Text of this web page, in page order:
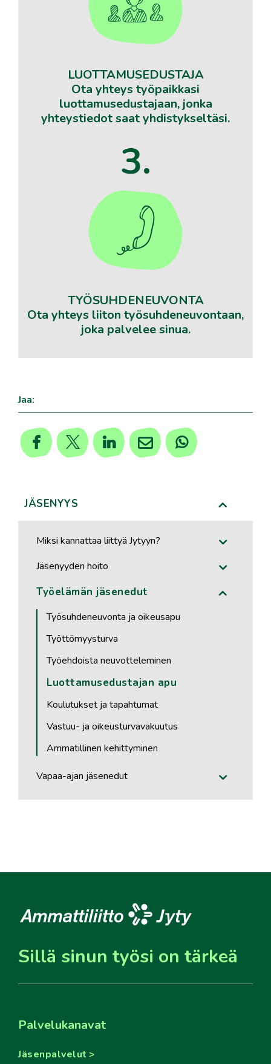
LUOTTAMUSEDUSTAJA
Ota yhteys työpaikkasi
luottamusedustajaan, jonka
yhteystiedot saat yhdistykseltäsi.
3.
TYÖSUHDENEUVONTA
Ota yhteys liiton työsuhdeneuvontaan,
joka palvelee sinua.
Jaa:
JÄSENYYS
Miksi kannattaa liittyä Jytyyn?
Jäsenyyden hoito
Työelämän jäsenedut
Työsuhdeneuvonta ja oikeusapu
Työttömyysturva
Työehdoista neuvotteleminen
Luottamusedustajan apu
Koulutukset ja tapahtumat
Vastuu- ja oikeusturvavakuutus
Ammatillinen kehittyminen
Vapaa-ajan jäsenedut
Sillä sinun työsi on tärkeä
Palvelukanavat
Jäsenpalvelut